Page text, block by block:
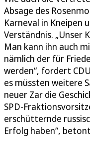
Absage des
Karneval in Kneipen
Verständnis. „Unser
Man kann ihn auch
nämlich der für
werden“, fordert
es müssten weitere
neuer Zar die
SPD-
erschütternde
Erfolg haben“,